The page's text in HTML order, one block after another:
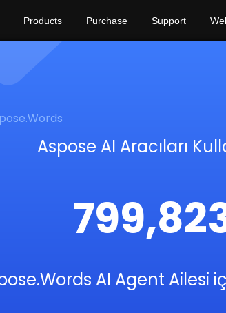
Products Purchase Support
Aspose AI Aracıları
AI Agent Ailesi